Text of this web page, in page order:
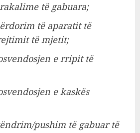
të gabuara;
të aparatit të
të mjetit;
e rripit të
e kaskës
pushim të gabuar të